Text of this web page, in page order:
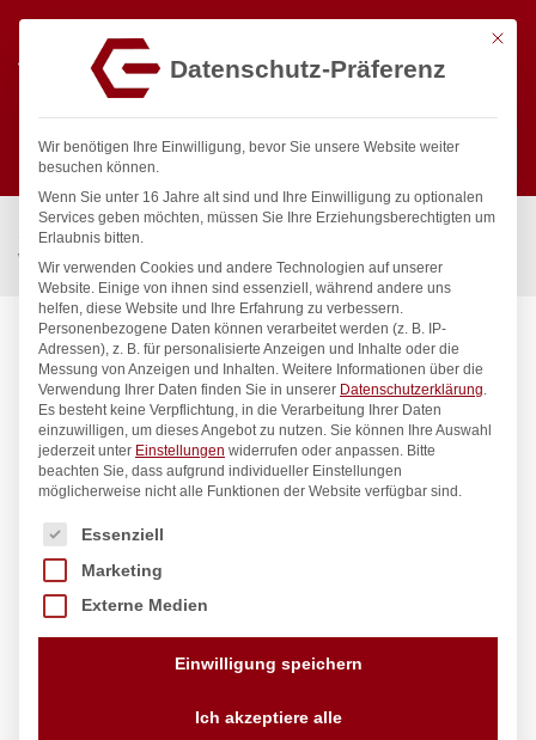
Suchen
Start / Gastronomiebedarf & Gastro Geräte für Profis
Wassertechnik
Wandbatterie exim Wandbatterie 3/4″
Mit
Datenschutz-Präferenz
Wir benötigen Ihre Einwilligung, bevor Sie unsere Website weiter
besuchen können.
Wenn Sie unter 16 Jahre alt sind und Ihre Einwilligung zu optionalen
Services geben möchten, müssen Sie Ihre Erziehungsberechtigten um
Erlaubnis bitten.
Wir verwenden Cookies und andere Technologien auf unserer
Website. Einige von ihnen sind essenziell, während andere uns
helfen, diese Website und Ihre Erfahrung zu verbessern.
Personenbezogene Daten können verarbeitet werden (z. B. IP-
Adressen), z. B. für personalisierte Anzeigen und Inhalte oder die
Messung von Anzeigen und Inhalten. Weitere Informationen über die
Verwendung Ihrer Daten finden Sie in unserer Datenschutzerklärung.
Es besteht keine Verpflichtung, in die Verarbeitung Ihrer Daten
einzuwilligen, um dieses Angebot zu nutzen. Sie können Ihre Auswahl
jederzeit unter Einstellungen widerrufen oder anpassen. Bitte
beachten Sie, dass aufgrund individueller Einstellungen
möglicherweise nicht alle Funktionen der Website verfügbar sind.
Es folgt eine Liste der Service-Gruppen, für die eine
Essenziell
Marketing
Externe Medien
Einwilligung speichern
Ich akzeptiere alle